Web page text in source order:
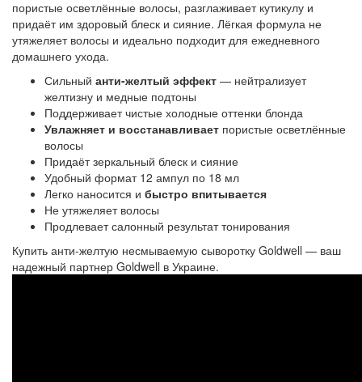
пористые осветлённые волосы, разглаживает кутикулу и
придаёт им здоровый блеск и сияние. Лёгкая формула не
утяжеляет волосы и идеально подходит для ежедневного
домашнего ухода.
Сильный анти-желтый эффект — нейтрализует
желтизну и медные подтоны
Поддерживает чистые холодные оттенки блонда
Увлажняет и восстанавливает пористые осветлённые
волосы
Придаёт зеркальный блеск и сияние
Удобный формат 12 ампул по 18 мл
Легко наносится и быстро впитывается
Не утяжеляет волосы
Продлевает салонный результат тонирования
Купить анти-желтую несмываемую сыворотку Goldwell — ваш
надежный партнер Goldwell в Украине.